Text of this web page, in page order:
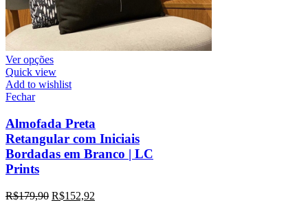
Ver opções
Quick view
Add to wishlist
Fechar
Almofada Preta
Retangular com Iniciais
Bordadas em Branco | LC
Prints
R$179,90 R$152,92